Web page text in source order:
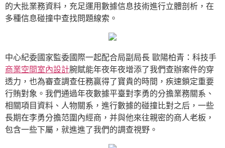
的大批業務資料，充足運用數據信息技術進行立體剖析，在
多種信息碰撞中查找問題線索。
中心紀委國家監委國際一起配合局副局長 歐陽柏青：科技手
商業空間室內設計腕賦能年夜年夜增添了我們查辦案件的穿
透力，也為審查調查任務贏得了寶貴的時間，疾速鎖定重要
行賄對象。我們通過年夜數據平臺對李勇的分擔業務關系、
相關項目資料、人物關系，進行數據的碰撞比對之后，一些
長期在李勇分擔范圍內經商，并與他來往親密的商人老板，
包含一些下屬，就進進了我們的調查視野。